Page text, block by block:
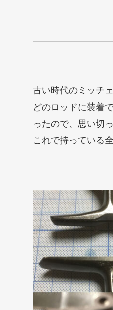
古い時代のミッチ
どのロッドに装着
ったので、思い切
これで持っている